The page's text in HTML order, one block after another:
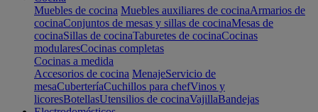
Muebles de cocina Muebles auxiliares de cocinaArmarios de
cocinaConjuntos de mesas y sillas de cocinaMesas de
cocinaSillas de cocinaTaburetes de cocinaCocinas
modularesCocinas completas
Cocinas a medida
Accesorios de cocina MenajeServicio de
mesaCuberteríaCuchillos para chefVinos y
licoresBotellasUtensilios de cocinaVajillaBandejas